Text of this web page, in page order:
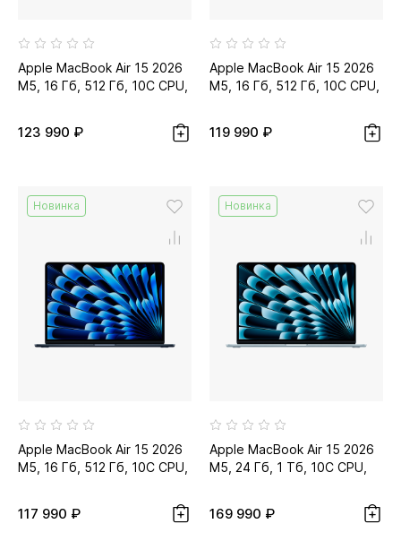
Apple MacBook Air 15 2026
M5, 16 Гб, 512 Гб, 10C CPU,
123 990 ₽
Apple MacBook Air 15 2026
M5, 16 Гб, 512 Гб, 10C CPU,
119 990 ₽
Новинка
Apple MacBook Air 15 2026
M5, 16 Гб, 512 Гб, 10C CPU,
117 990 ₽
Новинка
Apple MacBook Air 15 2026
M5, 24 Гб, 1 Тб, 10C CPU,
169 990 ₽